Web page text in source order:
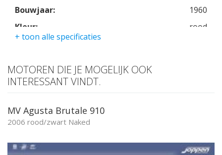
Bouwjaar:
1960
Kleur:
rood
Aantal CC:
Garantie:
Geen garantie
+ toon alle specificaties
MOTOREN DIE JE MOGELIJK OOK
INTERESSANT VINDT.
MV Agusta Brutale 910
2006 rood/zwart Naked